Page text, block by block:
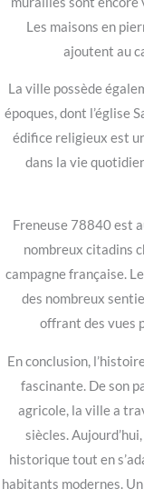
Les maisons en
ajoutent au
La ville possède
époques, dont l’église
édifice religieux est
dans la vie
Freneuse 78840 est
nombreux citadins
campagne française.
des nombreux
offrant des vues
En conclusion,
fascinante. De son
agricole, la ville a
siècles.
historique tout en
habitants modernes.